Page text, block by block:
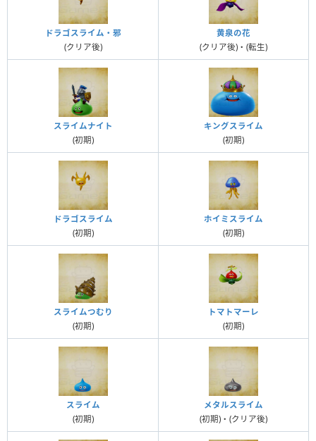
ドラゴスライム・邪
(クリア後)
黄泉の花
(クリア後)・(転生)
スライムナイト
(初期)
キングスライム
(初期)
ドラゴスライム
(初期)
ホイミスライム
(初期)
スライムつむり
(初期)
トマトマーレ
(初期)
スライム
(初期)
メタルスライム
(初期)・(クリア後)